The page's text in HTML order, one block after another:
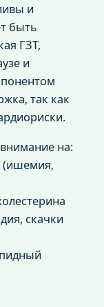
и
быть
ГЗТ,
и
так как
на:
(ишемия,
скачки